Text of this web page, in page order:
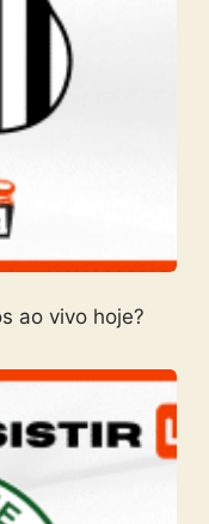
ao vivo hoje?